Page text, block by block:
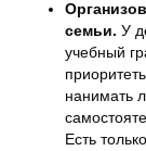
семьи. У
учебный
нанимать
Есть